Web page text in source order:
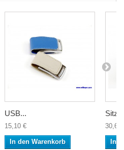
USB...
15,10 €
In den Warenkorb
30,62
In